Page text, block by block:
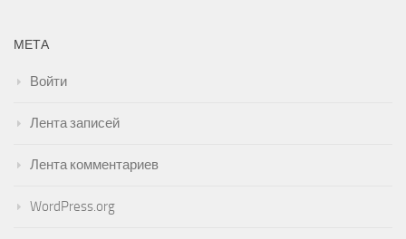
МЕТА
Войти
Лента записей
Лента комментариев
WordPress.org